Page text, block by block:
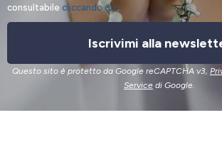
consultabile cliccando qui.
Iscrivimi alla
Questo sito è protetto da Google reCAPTCHA v3,
Service di Google.